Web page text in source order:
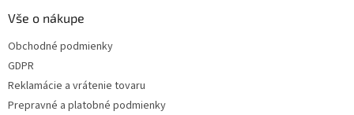
Vše o nákupe
Obchodné podmienky
GDPR
Reklamácie a vrátenie tovaru
Prepravné a platobné podmienky